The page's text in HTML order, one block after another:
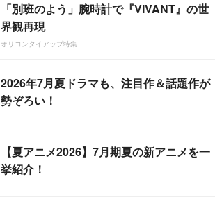
「別班のよう」腕時計で『VIVANT』の世
界観再現
オリコンタイアップ特集
2026年7月夏ドラマも、注目作＆話題作が
勢ぞろい！
【夏アニメ2026】7月期夏の新アニメを一
挙紹介！